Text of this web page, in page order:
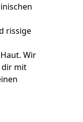
rissige
Wir
dir mit